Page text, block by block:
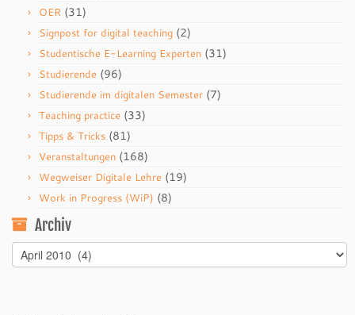
OER (31)
Signpost for digital teaching (2)
Studentische E-Learning Experten (31)
Studierende (96)
Studierende im digitalen Semester (7)
Teaching practice (33)
Tipps & Tricks (81)
Veranstaltungen (168)
Wegweiser Digitale Lehre (19)
Work in Progress (WiP) (8)
Archiv
Archiv